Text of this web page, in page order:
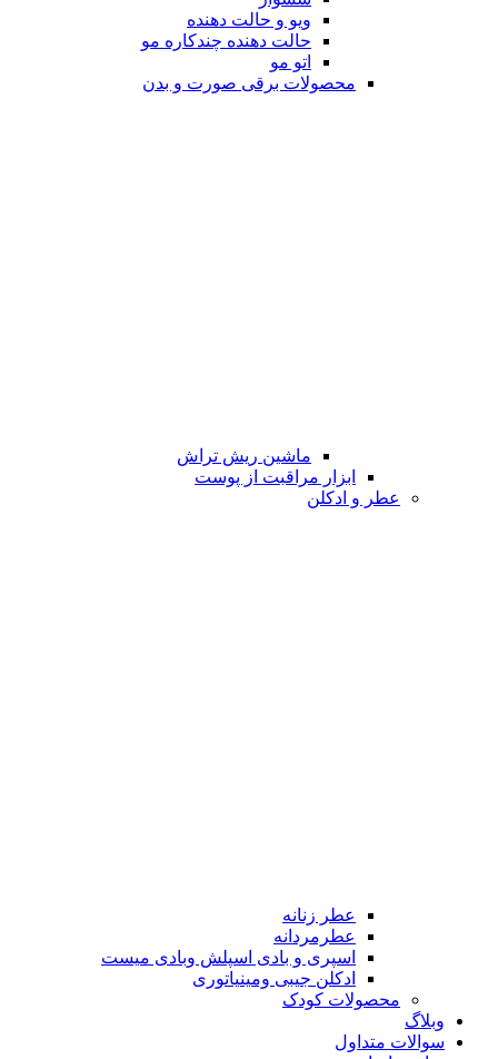
ویو و حالت دهنده
حالت دهنده چندکاره مو
اتو مو
محصولات برقی صورت و بدن
ماشین ریش تراش
ابزار مراقبت از پوست
عطر و ادکلن
عطر زنانه
عطرمردانه
اسپری و بادی اسپلش وبادی میست
ادکلن جیبی ومینیاتوری
محصولات کودک
وبلاگ
سوالات متداول